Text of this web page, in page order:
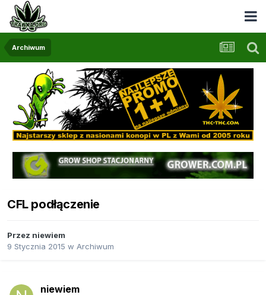
Archiwum
CFL podłączenie
Przez niewiem
9 Stycznia 2015 w Archiwum
niewiem